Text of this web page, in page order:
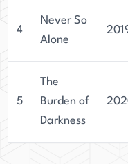
4
Never So
Alone
5
The
Burden of
Darkness